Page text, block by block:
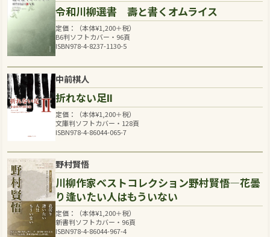
令和川柳選書 壽と書くオムライス
定価：（本体¥1,200＋税）
B6判ソフトカバー・96頁
ISBN978-4-8237-1130-5
中前棋人
折れない足Ⅱ
定価：（本体¥1,200＋税）
文庫判ソフトカバー・128頁
ISBN978-4-86044-065-7
野村賢悟
川柳作家ベストコレクション野村賢悟―花曇
り逢いたい人はもういない
定価：（本体¥1,200＋税）
新書判ソフトカバー・96頁
ISBN978-4-86044-967-4